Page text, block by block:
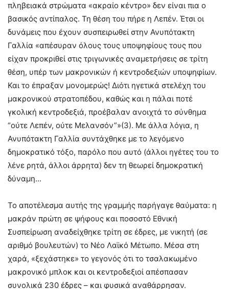
πληβειακά στρώματα «ακραίο κέντρο» δεν είναι πια ο
βασικός αντίπαλος. Τη θέση του πήρε η Λεπέν. Έτσι οι
δυνάμεις που έχουν συσπειρωθεί στην Ανυπότακτη
Γαλλία «απέσυραν όλους τους υποψηφίους τους που
είχαν προκριθεί στις τριγωνικές αναμετρήσεις σε τρίτη
θέση, υπέρ των μακρονικών ή κεντροδεξιών υποψηφίων.
Και το έπραξαν μονομερώς! Διότι ηγετικά στελέχη του
μακρονικού στρατοπέδου, καθώς και η πάλαι ποτέ
γκολική κεντροδεξιά, προέβαλαν ανοιχτά το σύνθημα
“ούτε Λεπέν, ούτε Μελανσόν”»(3). Με άλλα λόγια, η
Ανυπότακτη Γαλλία συντάχθηκε με το λεγόμενο
δημοκρατικό τόξο, παρόλο που αυτό (άλλοι ηγέτες του το
λένε ρητά, άλλοι άρρητα) δεν τη θεωρεί δημοκρατική
δύναμη…
Το αποτέλεσμα αυτής της γραμμής παρήγαγε θαύματα: η
μακράν πρώτη σε ψήφους και ποσοστό Εθνική
Συσπείρωση αναδείχθηκε τρίτη σε έδρες, με νικητή (σε
αριθμό βουλευτών) το Νέο Λαϊκό Μέτωπο. Μέσα στη
χαρά, «ξεχάστηκε» το γεγονός ότι το τσαλακωμένο
μακρονικό μπλοκ και οι κεντροδεξιοί απέσπασαν
συνολικά 230 έδρες – και φυσικά αναθάρρησαν.